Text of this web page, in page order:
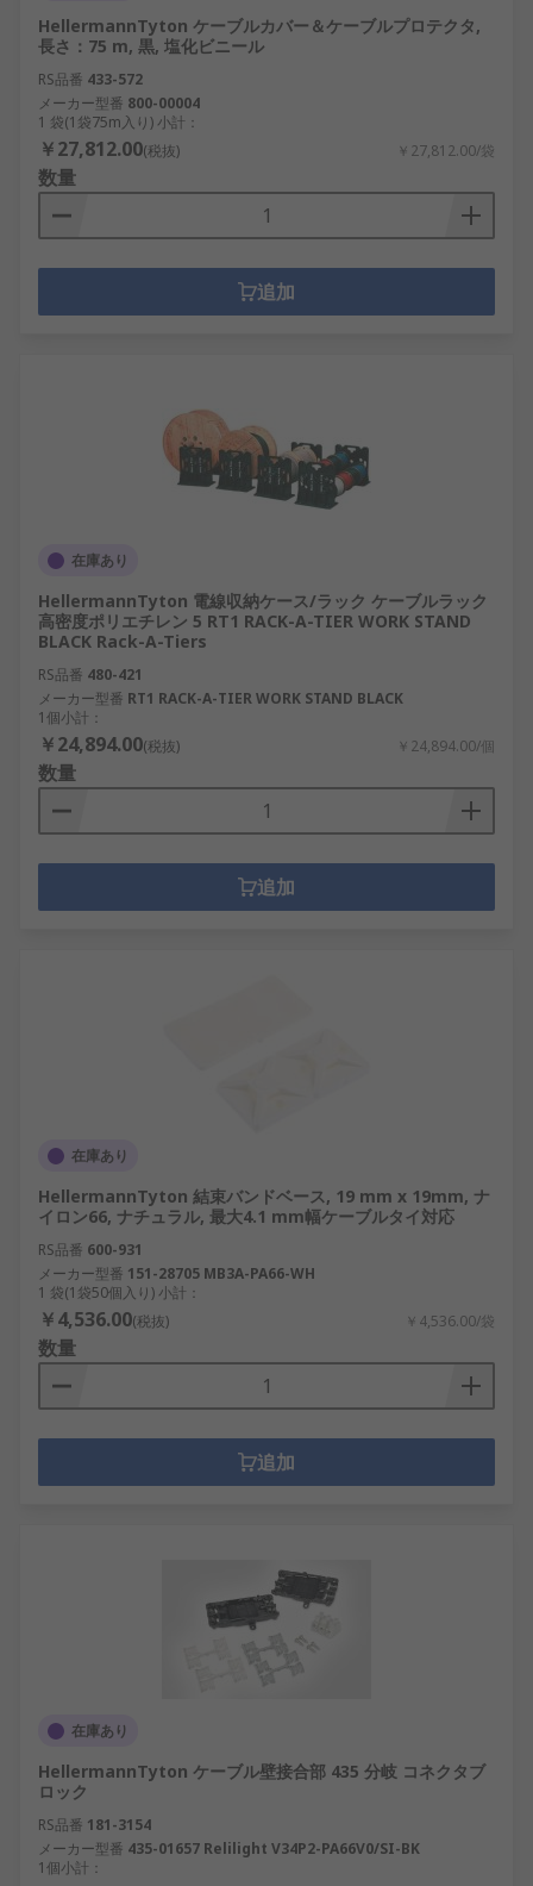
HellermannTyton ケーブルカバー＆ケーブルプロテクタ,
長さ：75 m, 黒, 塩化ビニール
RS品番 433-572
メーカー型番 800-00004
1 袋(1袋75m入り) 小計：
￥27,812.00(税抜) ￥27,812.00/袋
数量
追加
在庫あり
HellermannTyton 電線収納ケース/ラック ケーブルラック
高密度ポリエチレン 5 RT1 RACK-A-TIER WORK STAND
BLACK Rack-A-Tiers
RS品番 480-421
メーカー型番 RT1 RACK-A-TIER WORK STAND BLACK
1個小計：
￥24,894.00(税抜) ￥24,894.00/個
数量
追加
在庫あり
HellermannTyton 結束バンドベース, 19 mm x 19mm, ナ
イロン66, ナチュラル, 最大4.1 mm幅ケーブルタイ対応
RS品番 600-931
メーカー型番 151-28705 MB3A-PA66-WH
1 袋(1袋50個入り) 小計：
￥4,536.00(税抜) ￥4,536.00/袋
数量
追加
在庫あり
HellermannTyton ケーブル壁接合部 435 分岐 コネクタブ
ロック
RS品番 181-3154
メーカー型番 435-01657 Relilight V34P2-PA66V0/SI-BK
1個小計：